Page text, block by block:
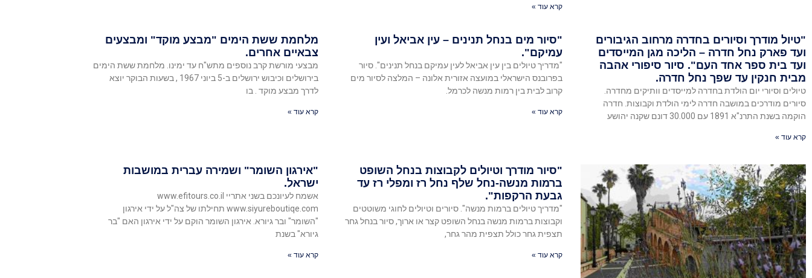
קרא עוד »
"טיול מודרך וסיורים בחדרה מרחוב הגיבורים
ועד פארק נחל חדרה – הליכה מגן המייסדים
ועד בית ספר אחד העם". סיור סיפורי אהבה
מבית חנקין עד שפך נחל חדרה.
טיולים וסיורי יום הולדת בחדרה למייסדים וותיקים מחדרה.
סיורים מודרכים במושבה חדרה לימי הולדת וקבוצות. חדרה
הוקמה בשנת התרנ"א 1891 עם 30.000 דונם שקנה יהושע
קרא עוד »
"סיור מים בנחל תנינים – עין אביאל ועין
עמיקם".
"מדריך טיולים בין עין אביאל לעין עמיקם בנחל תנינים". סיור
בפרובנס הישראלי במועצה אזורית אלונה – המלצה לסיור מים
קרוב לבית בין רמות מנשה לכרמל.
קרא עוד »
מלחמת ששת הימים "מבצע מוקד" ומבצעים
צבאיים אחרים.
מבצעי מורשת קרב נוספים מתש"ח עד ימינו. מלחמת ששת הימים
בירושלים וכיבוש ירושלים ב-5 ביוני 1967 , בשעות הבוקר יוצא
לדרך מבצע מוקד . בו
קרא עוד »
"סיור מודרך וטיולים לקבוצות בנחל השופט
ברמות מנשה-נחל שלף נחל רז ומפלי רז עד
גבעת הרקפות".
"מדריך טיולים ברמות מנשה". סיורים וטיולים לחוגי משוטטים
וקבוצות ברמות מנשה בנחל השופט קצר או ארוך, סיור בנחל גחר
תצפית גחר כולל תצפית מהר גחר,
קרא עוד »
"אירגון השומר" ושמירה עברית במושבות
ישראל.
אשמח לעיונכם בשני אתריי www.efitours.co.il
www.siyureboutiqe.com תחילתו של צה"ל על ידי אירגון
"השומר" ובר גיורא. אירגון השומר הוקם על ידי אירגון האם "בר
גיורא" בשנת
קרא עוד »